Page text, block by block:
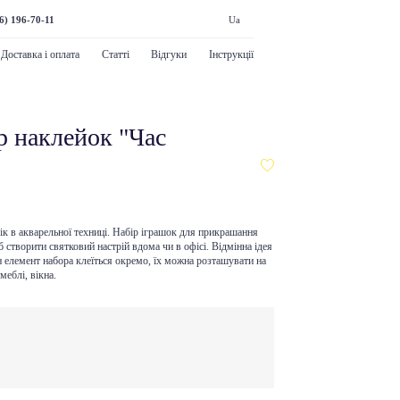
196-70-11 Ua
Доставка і оплата Статті Відгуки Інструкції
наклейок "Час
в акварельної техниці. Набір іграшок для прикрашання
святковий настрій вдома чи в офісі. Відмінна ідея
набора клеїться окремо, їх можна розташувати на
вікна.